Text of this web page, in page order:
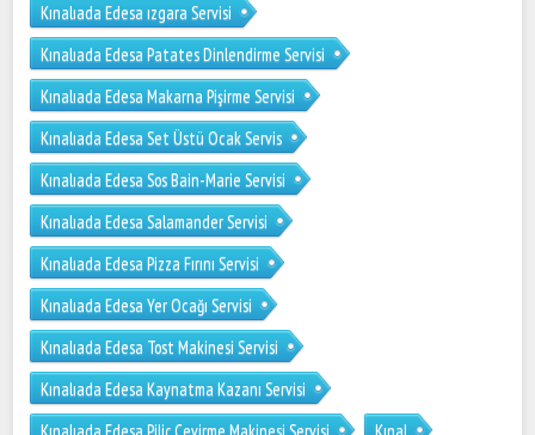
Kınalıada Edesa ızgara Servisi
Kınalıada Edesa Patates Dinlendirme Servisi
Kınalıada Edesa Makarna Pişirme Servisi
Kınalıada Edesa Set Üstü Ocak Servis
Kınalıada Edesa Sos Bain-Marie Servisi
Kınalıada Edesa Salamander Servisi
Kınalıada Edesa Pizza Fırını Servisi
Kınalıada Edesa Yer Ocağı Servisi
Kınalıada Edesa Tost Makinesi Servisi
Kınalıada Edesa Kaynatma Kazanı Servisi